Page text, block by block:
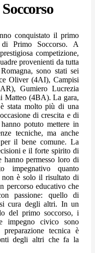
conquistato il primo
Primo Soccorso. A
competizione,
provenienti da tutta
sono stati sei
Oliver (4AI), Campisi
Gumiero Lucrezia
Matteo (4BA). La gara,
stata molto più di una
di crescita e di
potuto mettere in
tecniche, ma anche
il bene comune. La
e il forte spirito di
hanno permesso loro di
impegnativo quanto
non è solo il risultato di
percorso educativo che
passione: quello di
cura degli altri. In un
del primo soccorso, i
impegno civico sono
tecnica è
degli altri che fa la